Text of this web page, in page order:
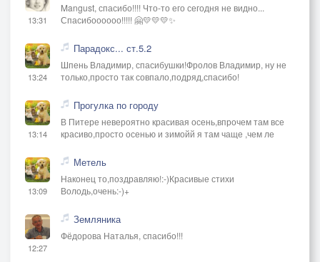
13:31
Mangust, спасибо!!!! Что-то его сегодня не видно...
Спасибоооооо!!!!! 🤗💛💛💛✨
13:24
Парадокс... ст.5.2
Шпень Владимир, спасибушки!Фролов Владимир, ну не
только,просто так совпало,подряд,спасибо!
13:14
Прогулка по городу
В Питере невероятно красивая осень,впрочем там все
красиво,просто осенью и зимойй я там чаще ,чем ле
13:09
Метель
Наконец то,поздравляю!:-)Красивые стихи
Володь,очень:-)+
12:27
Земляника
Фёдорова Наталья, спасибо!!!